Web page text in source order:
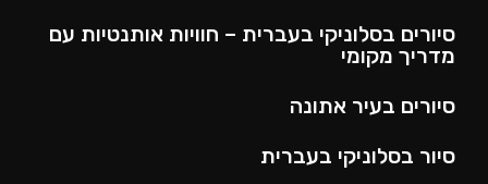
סיורים בסלוניקי בעברית – חוויות אותנטיות עם
מדריך מקומי
סיורים בעיר אתונה
סיור בסלוניקי בעברית